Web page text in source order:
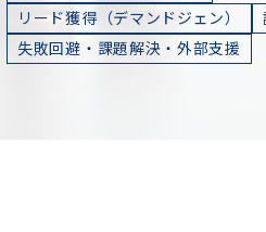
リード獲得（デマンドジェン）
失敗回避・課題解決・外部支援